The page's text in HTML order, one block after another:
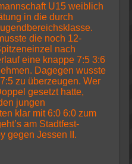
U15 weiblich
in die durch
die noch 12-
nach
eine knappe 7:5 3:6
Dagegen wusste
zu überzeugen. Wer
gesetzt hatte,
jungen
klar mit 6:0 6:0 zum
am Stadtfest-
gegen Jessen II.